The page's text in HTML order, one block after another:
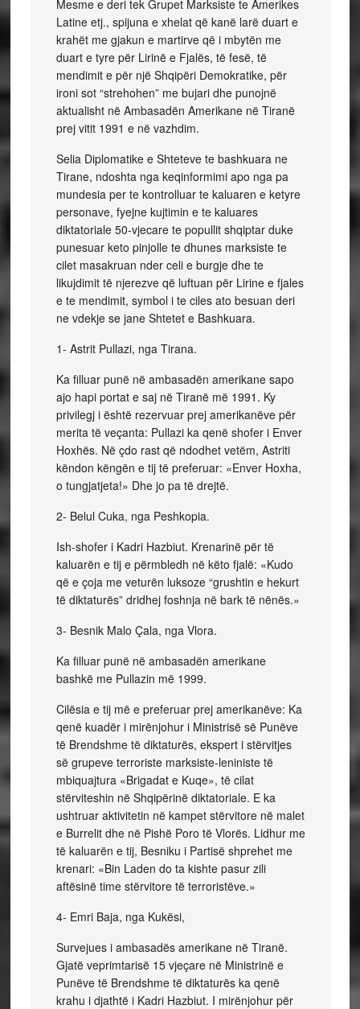
Mesme e deri tek Grupet Marksiste te Amerikes
Latine etj., spijuna e xhelat që kanë larë duart e
krahët me gjakun e martirve që i mbytën me
duart e tyre për Lirinë e Fjalës, të fesë, të
mendimit e për një Shqipëri Demokratike, për
ironi sot “strehohen” me bujari dhe punojnë
aktualisht në Ambasadën Amerikane në Tiranë
prej vitit 1991 e në vazhdim.
Selia Diplomatike e Shteteve te bashkuara ne
Tirane, ndoshta nga keqinformimi apo nga pa
mundesia per te kontrolluar te kaluaren e ketyre
personave, fyejne kujtimin e te kaluares
diktatoriale 50-vjecare te popullit shqiptar duke
punesuar keto pinjolle te dhunes marksiste te
cilet masakruan nder celi e burgje dhe te
likujdimit të njerezve që luftuan për Lirine e fjales
e te mendimit, symbol i te ciles ato besuan deri
ne vdekje se jane Shtetet e Bashkuara.
1- Astrit Pullazi, nga Tirana.
Ka filluar punë në ambasadën amerikane sapo
ajo hapi portat e saj në Tiranë më 1991. Ky
privilegj i është rezervuar prej amerikanëve për
merita të veçanta: Pullazi ka qenë shofer i Enver
Hoxhës. Në çdo rast që ndodhet vetëm, Astriti
këndon këngën e tij të preferuar: «Enver Hoxha,
o tungjatjeta!» Dhe jo pa të drejtë.
2- Belul Cuka, nga Peshkopia.
Ish-shofer i Kadri Hazbiut. Krenarinë për të
kaluarën e tij e përmbledh në këto fjalë: «Kudo
që e çoja me veturën luksoze “grushtin e hekurt
të diktaturës” dridhej foshnja në bark të nënës.»
3- Besnik Malo Çala, nga Vlora.
Ka filluar punë në ambasadën amerikane
bashkë me Pullazin më 1999.
Cilësia e tij më e preferuar prej amerikanëve: Ka
qenë kuadër i mirënjohur i Ministrisë së Punëve
të Brendshme të diktaturës, ekspert i stërvitjes
së grupeve terroriste marksiste-leniniste të
mbiquajtura «Brigadat e Kuqe», të cilat
stërviteshin në Shqipërinë diktatoriale. E ka
ushtruar aktivitetin në kampet stërvitore në malet
e Burrelit dhe në Pishë Poro të Vlorës. Lidhur me
të kaluarën e tij, Besniku i Partisë shprehet me
krenari: «Bin Laden do ta kishte pasur zili
aftësinë time stërvitore të terroristëve.»
4- Emri Baja, nga Kukësi,
Survejues i ambasadës amerikane në Tiranë.
Gjatë veprimtarisë 15 vjeçare në Ministrinë e
Punëve të Brendshme të diktaturës ka qenë
krahu i djathtë i Kadri Hazbiut. I mirënjohur për